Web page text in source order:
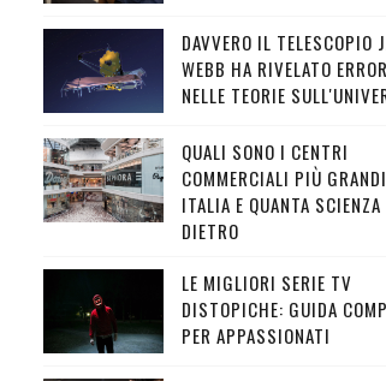
DAVVERO IL TELESCOPIO
WEBB HA RIVELATO
NELLE TEORIE
QUALI SONO I CENTRI
COMMERCIALI PIÙ
ITALIA E QUANTA SCIENZA
DIETRO
LE MIGLIORI SERIE TV
DISTOPICHE: GUIDA
PER APPASSIONATI